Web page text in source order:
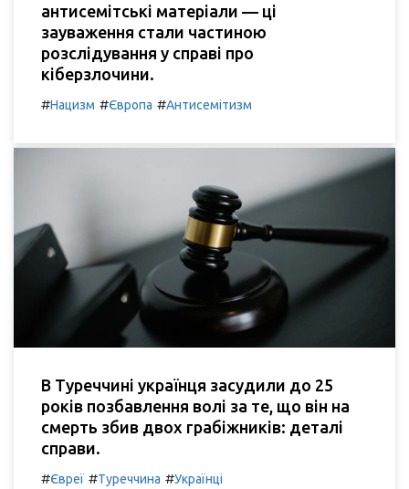
антисемітські матеріали — ці
зауваження стали частиною
розслідування у справі про
кіберзлочини.
#Нацизм #Європа #Антисемітизм
В Туреччині українця засудили до 25
років позбавлення волі за те, що він на
смерть збив двох грабіжників: деталі
справи.
#Євреї #Туреччина #Українці